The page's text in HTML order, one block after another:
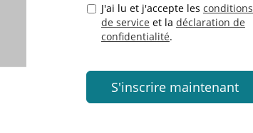
J'ai lu et j'accepte les conditions
de service et la déclaration de
confidentialité.